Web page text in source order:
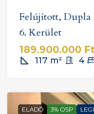
Felújított, Dupla
6. Kerület
189.900.000 Ft
117 m² 4
ELADÓ 3% OSP